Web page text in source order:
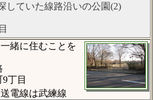
していた線路沿いの公園(2)
緒に住むことを
丁目
電線は武練線